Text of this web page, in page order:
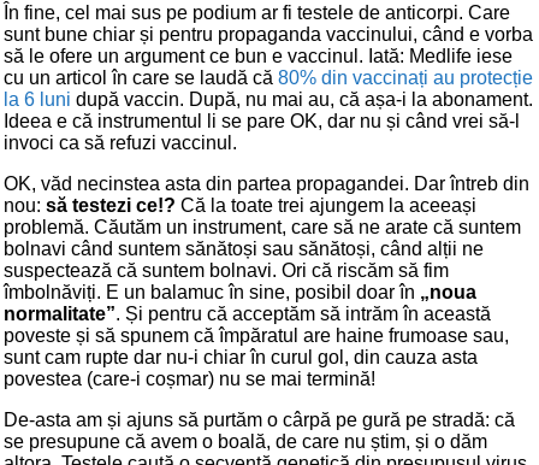
În fine, cel mai sus pe podium ar fi testele de anticorpi. Care
sunt bune chiar și pentru propaganda vaccinului, când e vorba
să le ofere un argument ce bun e vaccinul. Iată: Medlife iese
cu un articol în care se laudă că 80% din vaccinați au protecție
la 6 luni după vaccin. După, nu mai au, că așa-i la abonament.
Ideea e că instrumentul li se pare OK, dar nu și când vrei să-l
invoci ca să refuzi vaccinul.
OK, văd necinstea asta din partea propagandei. Dar întreb din
nou: să testezi ce!? Că la toate trei ajungem la aceeași
problemă. Căutăm un instrument, care să ne arate că suntem
bolnavi când suntem sănătoși sau sănătoși, când alții ne
suspectează că suntem bolnavi. Ori că riscăm să fim
îmbolnăviți. E un balamuc în sine, posibil doar în „noua
normalitate”. Și pentru că acceptăm să intrăm în această
poveste și să spunem că împăratul are haine frumoase sau,
sunt cam rupte dar nu-i chiar în curul gol, din cauza asta
povestea (care-i coșmar) nu se mai termină!
De-asta am și ajuns să purtăm o cârpă pe gură pe stradă: că
se presupune că avem o boală, de care nu știm, și o dăm